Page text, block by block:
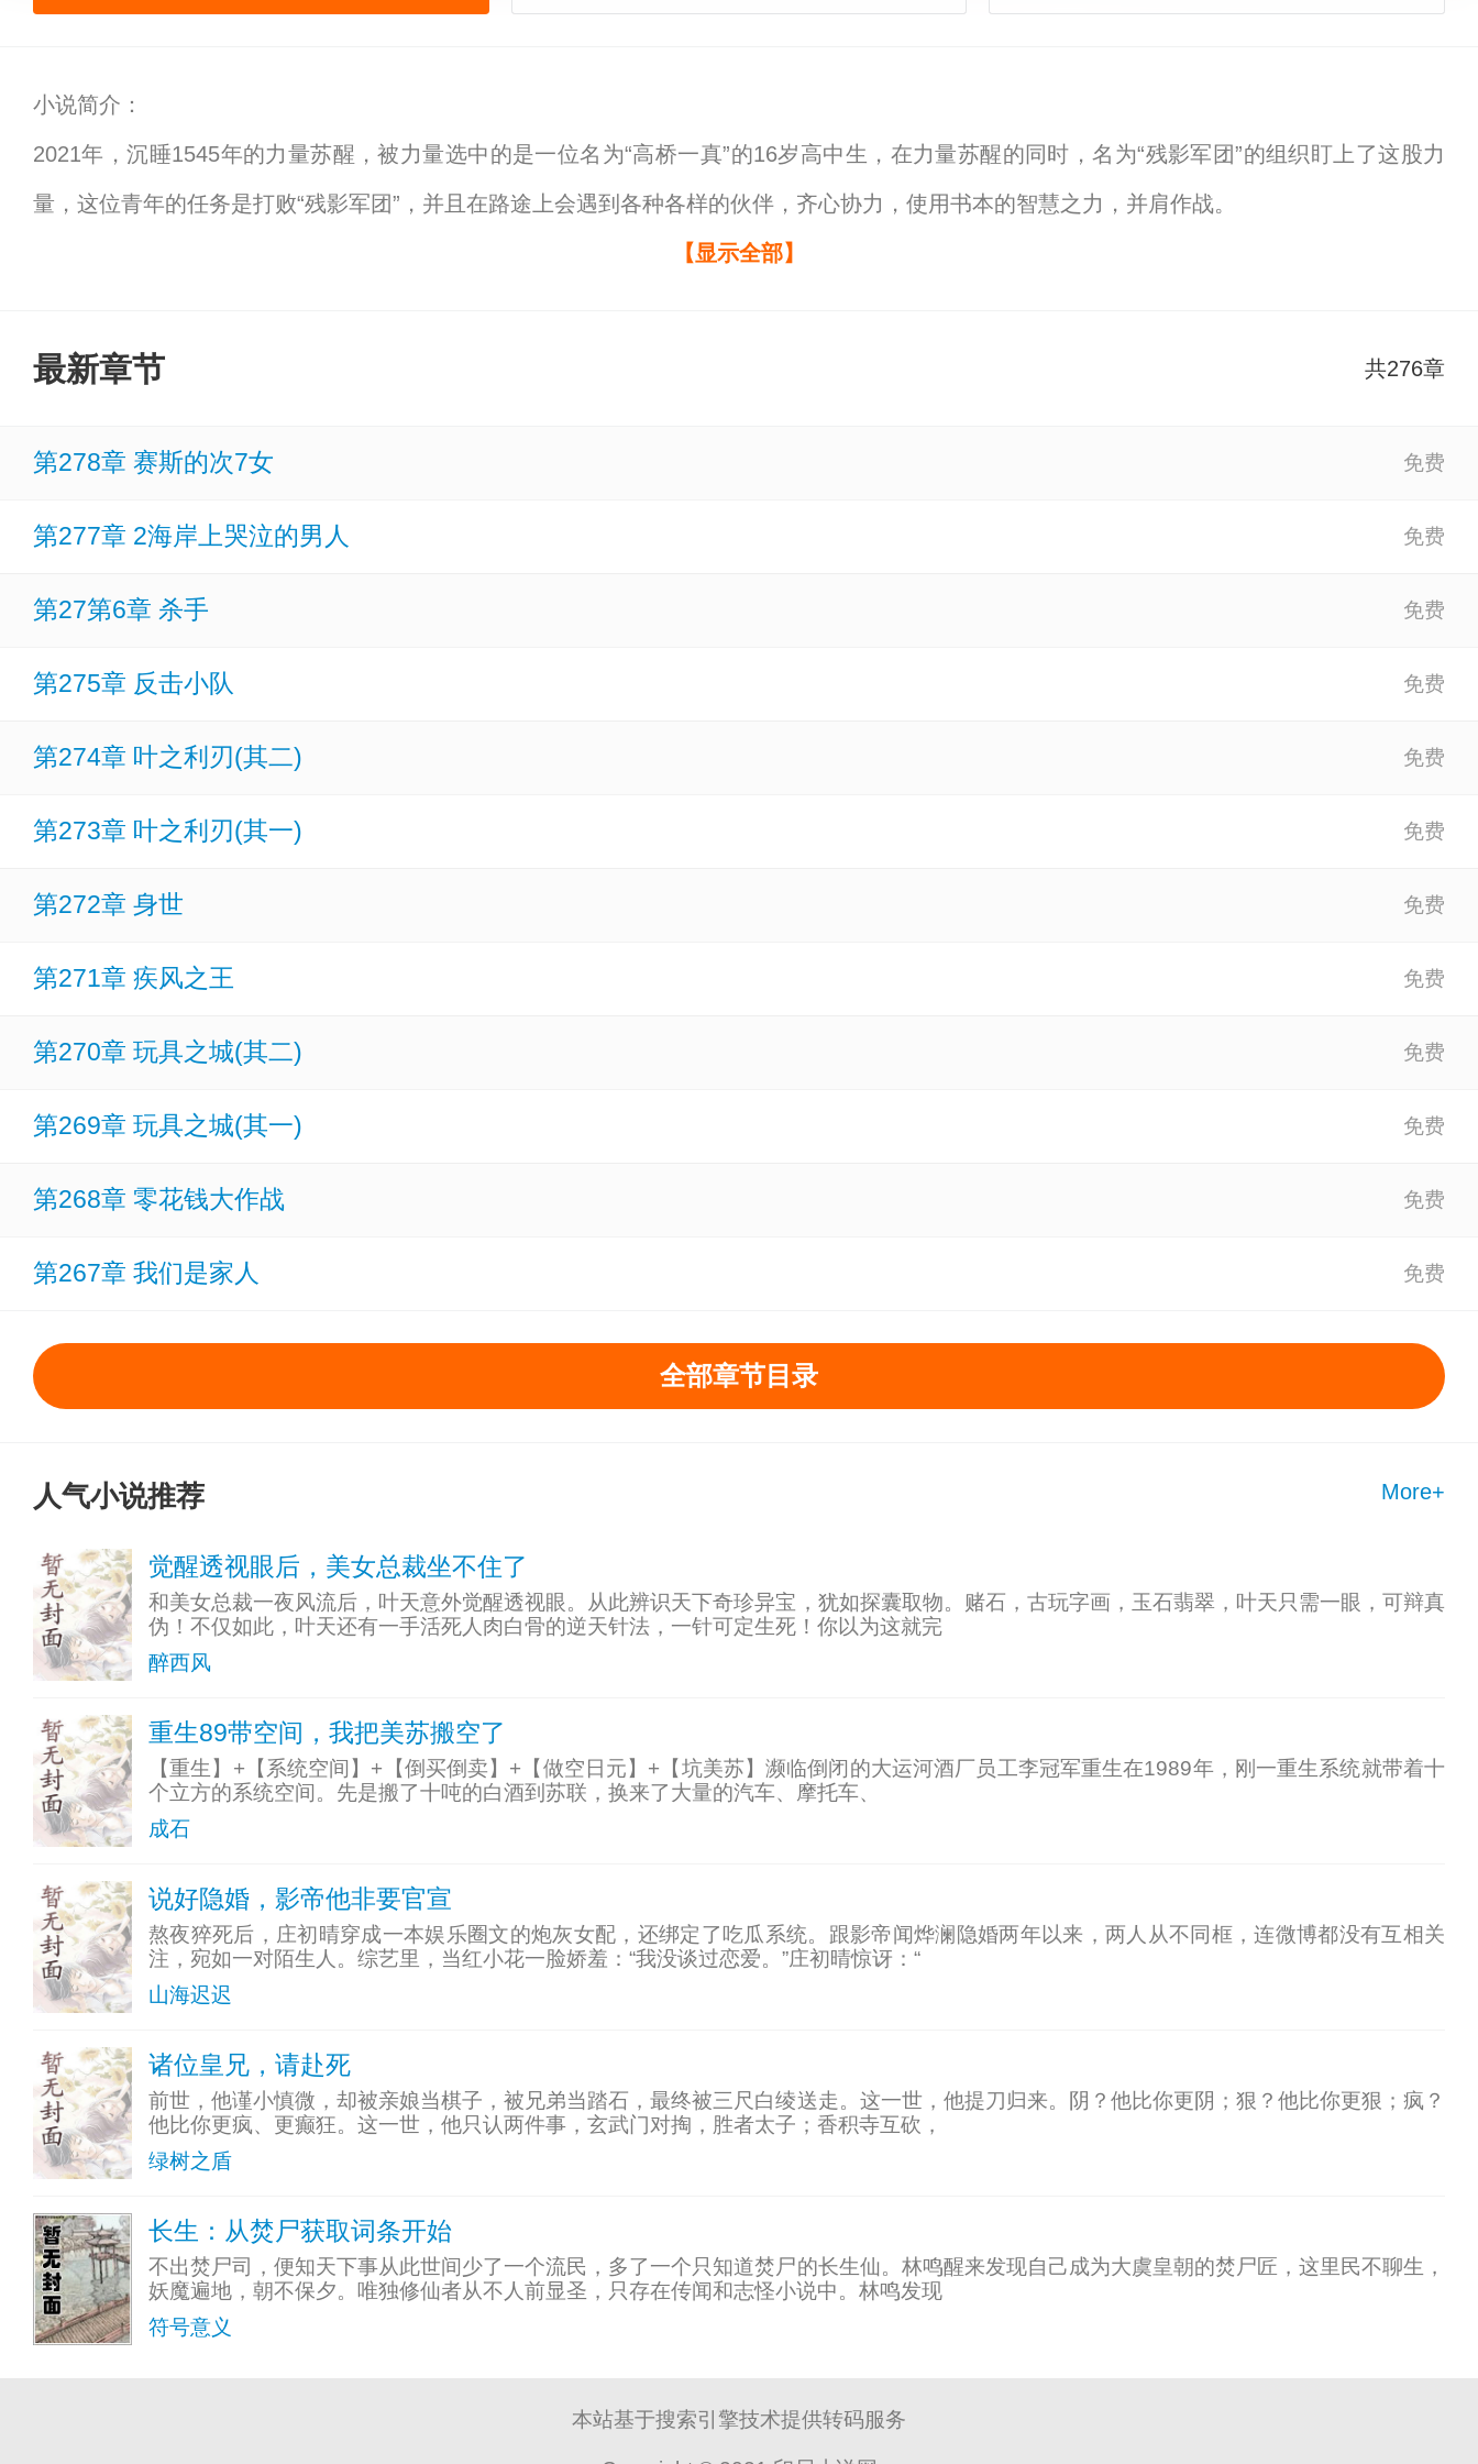
小说简介：
2021年，沉睡1545年的力量苏醒，被力量选中的是一位名为“高桥一真”的16岁高中生，在力量苏醒的同时，名为“残影军团”的组织盯上了这股力
量，这位青年的任务是打败“残影军团”，并且在路途上会遇到各种各样的伙伴，齐心协力，使用书本的智慧之力，并肩作战。
传奇(legend)是人类生命的赞歌，所谓的觉悟并不是抱着必死的决心去战斗，而是下定决心拯救这个世界，即使命运已被上天决定，也要毅然扛起
相关：假面骑士legend百度百科 假面骑士legal、 假面
【显示全部】
最新章节 共276章
第278章 赛斯的次7女
第277章 2海岸上哭泣的男人
第27第6章 杀手
第275章 反击小队
第274章 叶之利刃(其二)
第273章 叶之利刃(其一)
第272章 身世
第271章 疾风之王
第270章 玩具之城(其二)
第269章 玩具之城(其一)
第268章 零花钱大作战
第267章 我们是家人
全部章节目录
人气小说推荐 More+
觉醒透视眼后，美女总裁坐不住了
和美女总裁一夜风流后，叶天意外觉醒透视眼。从此辨识天下奇珍异宝，犹如探囊取物。赌石，古玩字画，玉石翡翠，叶天只需一眼，可辩真
伪！不仅如此，叶天还有一手活死人肉白骨的逆天针法，一针可定生死！你以为这就完
醉西风
重生89带空间，我把美苏搬空了
【重生】+【系统空间】+【倒买倒卖】+【做空日元】+【坑美苏】濒临倒闭的大运河酒厂员工李冠军重生在1989年，刚一重生系统就带着十
个立方的系统空间。先是搬了十吨的白酒到苏联，换来了大量的汽车、摩托车、
成石
说好隐婚，影帝他非要官宣
熬夜猝死后，庄初晴穿成一本娱乐圈文的炮灰女配，还绑定了吃瓜系统。跟影帝闻烨澜隐婚两年以来，两人从不同框，连微博都没有互相关
注，宛如一对陌生人。综艺里，当红小花一脸娇羞：“我没谈过恋爱。”庄初晴惊讶：“
山海迟迟
诸位皇兄，请赴死
前世，他谨小慎微，却被亲娘当棋子，被兄弟当踏石，最终被三尺白绫送走。这一世，他提刀归来。阴？他比你更阴；狠？他比你更狠；疯？
他比你更疯、更癫狂。这一世，他只认两件事，玄武门对掏，胜者太子；香积寺互砍，
绿树之盾
长生：从焚尸获取词条开始
不出焚尸司，便知天下事从此世间少了一个流民，多了一个只知道焚尸的长生仙。林鸣醒来发现自己成为大虞皇朝的焚尸匠，这里民不聊生，
妖魔遍地，朝不保夕。唯独修仙者从不人前显圣，只存在传闻和志怪小说中。林鸣发现
符号意义
本站基于搜索引擎技术提供转码服务